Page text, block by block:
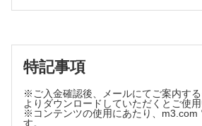
II．回復期リハビリテーション病院におけ
リハビリテーション治療中のリスクに
8．がん治療中の機器管理（CVポート・
特記事項
※ご入金確認後、メールにてご案内す
よりダウンロードしていただくとご使用
※コンテンツの使用にあたり、m3.com
す。